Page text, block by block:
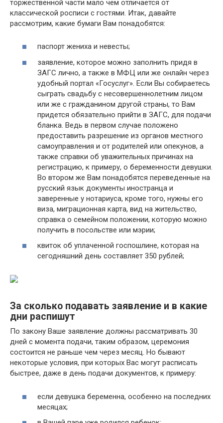
торжественной части мало чем отличается от
классической росписи с гостями. Итак, давайте
рассмотрим, какие бумаги Вам понадобятся:
паспорт жениха и невесты;
заявление, которое можно заполнить придя в
ЗАГС лично, а также в МФЦ или же онлайн через
удобный портал «Госуслуг». Если Вы собираетесь
сыграть свадьбу с несовершеннолетним лицом
или же с гражданином другой страны, то Вам
придется обязательно прийти в ЗАГС, для подачи
бланка. Ведь в первом случае положено
предоставить разрешение из органов местного
самоуправления и от родителей или опекунов, а
также справки об уважительных причинах на
регистрацию, к примеру, о беременности девушки.
Во втором же Вам понадобятся переведенные на
русский язык документы иностранца и
заверенные у нотариуса, кроме того, нужны его
виза, миграционная карта, вид на жительство,
справка о семейном положении, которую можно
получить в посольстве или мэрии;
квиток об уплаченной госпошлине, которая на
сегодняшний день составляет 350 рублей;
За сколько подавать заявление и в какие
дни распишут
По закону Ваше заявление должны рассматривать 30
дней с момента подачи, таким образом, церемония
состоится не раньше чем через месяц. Но бывают
некоторые условия, при которых Вас могут расписать
быстрее, даже в день подачи документов, к примеру:
если девушка беременна, особенно на последних
месяцах;